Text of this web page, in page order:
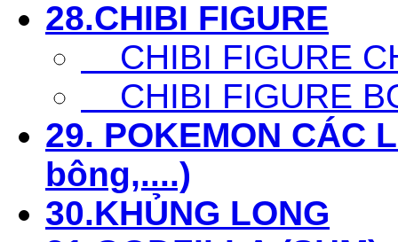
28.CHIBI FIGURE
CHIBI FIGURE
CHIBI FIGURE
29. POKEMON CÁC
bông,....)
30.KHỦNG LONG